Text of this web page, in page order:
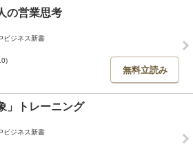
の営業思考
ビジネス新書
無料立読み
」トレーニング
ビジネス新書